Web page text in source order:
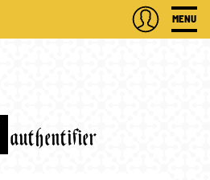
MENU
authentifier